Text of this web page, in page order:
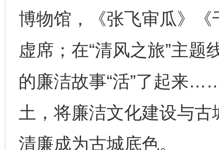
博物馆，《张飞审瓜》
虚席；在“清风之旅”主
的廉洁故事“活”了起来
土，将廉洁文化建设与
清廉成为古城底色。